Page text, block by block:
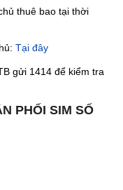
thuê bao tại thời
Tại đây
gửi 1414 để kiểm tra
PHỐI SIM SỐ